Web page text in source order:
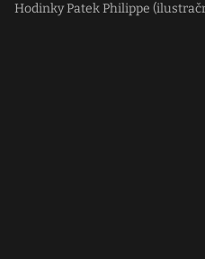
Hodinky Patek Philippe